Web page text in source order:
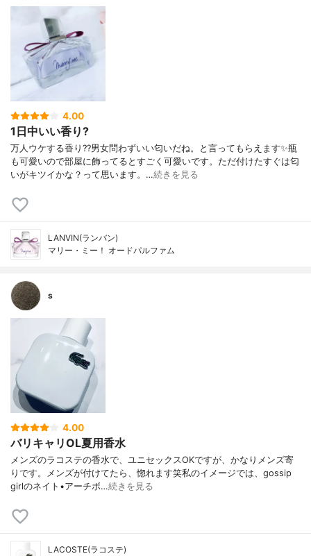
4.00
1日中いい香り?
万人ウケする香り??男女問わずいい匂いだね。と言ってもらえます✨瓶
も可愛いので部屋に飾ってるとすごく可愛いです。ただ付けたすぐは匂
いがキツイかな？って思います。…続きを見る
LANVIN(ランバン)
マリー・ミー！ オードパルファム
s
4.00
バリキャリOL夏用香水
メンズのラコステの香水で、ユニセックスOKですが、かなりメンズ寄
りです。メンズが付けてたら、惚れます笑私のイメージでは、gossip
girlのネイト•アーチボ…続きを見る
LACOSTE(ラコステ)